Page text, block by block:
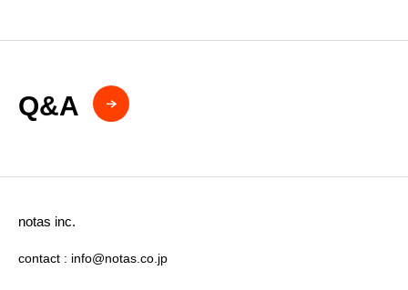
Q&A
notas inc.
contact : info@notas.co.jp